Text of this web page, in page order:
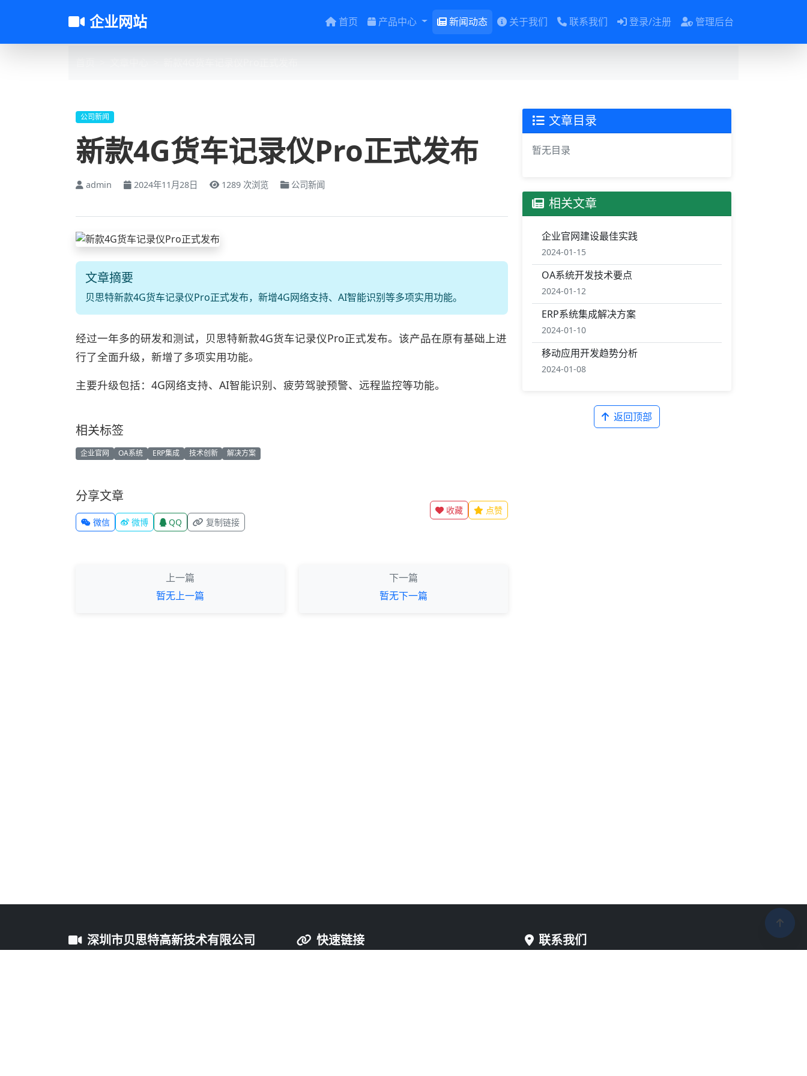
企业网站 首页 产品中心 新闻动态 关于我们 联系我们 登录/注册 管理后台
公司新闻
新款4G货车记录仪Pro正式发布
admin 2024年11月28日 1289 次浏览 公司新闻
文章摘要
贝思特新款4G货车记录仪Pro正式发布，新增4G网络支持、AI智能识别等多项实用功能。
经过一年多的研发和测试，贝思特新款4G货车记录仪Pro正式发布。该产品在原有基础上进
行了全面升级，新增了多项实用功能。
主要升级包括：4G网络支持、AI智能识别、疲劳驾驶预警、远程监控等功能。
相关标签
企业官网 OA系统 ERP集成 技术创新 解决方案
分享文章
微信 微博 QQ 复制链接
收藏 点赞
上一篇
暂无上一篇
下一篇
暂无下一篇
文章目录
暂无目录
相关文章
企业官网建设最佳实践
2024-01-15
OA系统开发技术要点
2024-01-12
ERP系统集成解决方案
2024-01-10
移动应用开发趋势分析
2024-01-08
返回顶部
深圳市贝思特高新技术有限公司 快速链接 联系我们